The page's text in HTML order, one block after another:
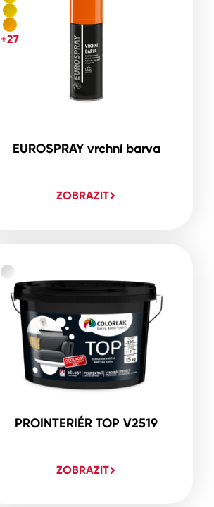
EUROSPRAY vrchní barva
ZOBRAZIT
+27
PROINTERIÉR TOP V2519
ZOBRAZIT